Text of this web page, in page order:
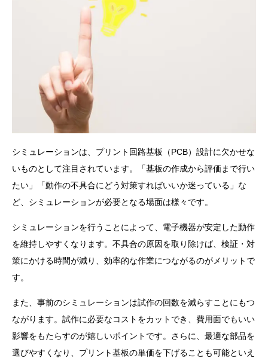
シミュレーションは、プリント回路基板（PCB）設計に欠かせな
いものとして注目されています。「基板の作成から評価まで行い
たい」「動作の不具合にどう対策すればいいか迷っている」な
ど、シミュレーションが必要となる場面は様々です。
シミュレーションを行うことによって、電子機器が安定した動作
を維持しやすくなります。不具合の原因を取り除けば、検証・対
策にかける時間が減り、効率的な作業につながるのがメリットで
す。
また、事前のシミュレーションは試作の回数を減らすことにもつ
ながります。試作に必要なコストをカットでき、費用面でもいい
影響をもたらすのが嬉しいポイントです。さらに、最適な部品を
選びやすくなり、プリント基板の単価を下げることも可能といえ